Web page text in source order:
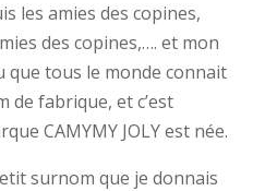
les amies des copines,
des copines,…. et mon
que tous le monde connait
de fabrique, et c’est
CAMYMY JOLY est née.
surnom que je donnais